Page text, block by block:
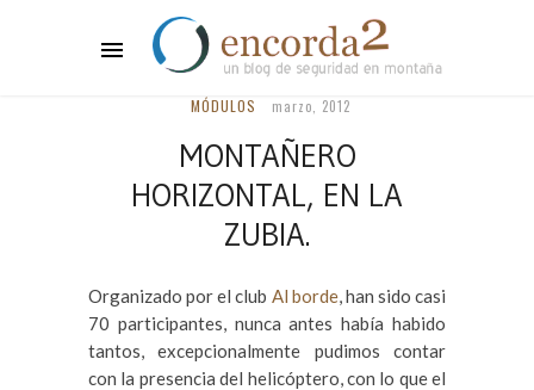
MÓDULOS marzo, 2012
MONTAÑERO
HORIZONTAL, EN LA
ZUBIA.
Organizado por el club Al borde, han sido casi
70 participantes, nunca antes había habido
tantos, excepcionalmente pudimos contar
con la presencia del helicóptero, con lo que el